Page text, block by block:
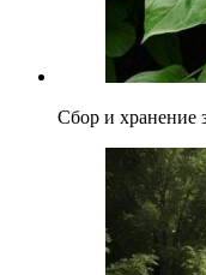
Сбор и хранение